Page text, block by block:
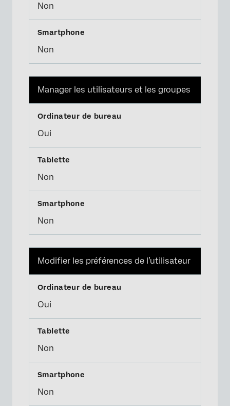
Non
Non
Manager les utilisateurs et les groupes
Oui
Non
Non
Modifier les préférences de l’utilisateur
Oui
Non
Non